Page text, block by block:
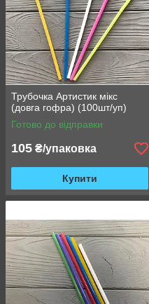
Трубочка Артистик мікс
(довга гофра) (100шт/уп)
Готово до відправки
105 ₴/упаковка
Купити